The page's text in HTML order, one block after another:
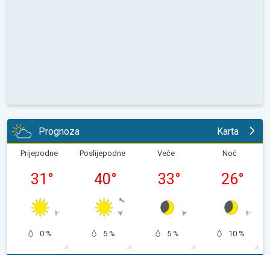
Prognoza Karta
Prijepodne
31 °
0 %
Poslijepodne
40°
5 %
Veče
33°
5 %
Noć
26°
10 %